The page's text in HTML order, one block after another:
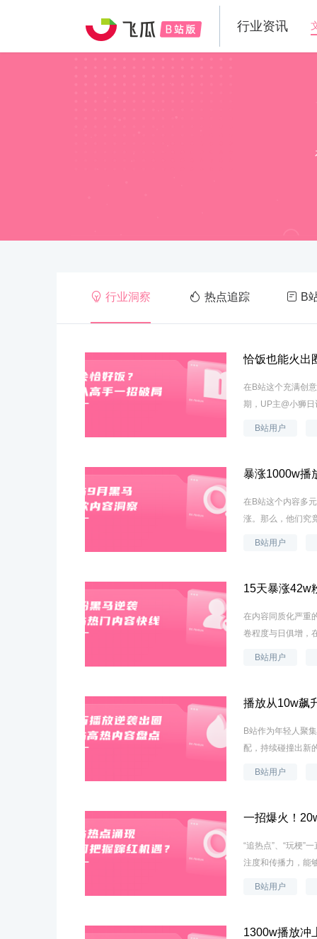
行业资讯
行业洞察 热点追踪 B
恰饭也能火出
在B站这个充满创
期，UP主@小狮
B站用户
暴涨1000w播
在B站这个内容多
涨。那么，他们究
B站用户
15天暴涨42w
在内容同质化严重
卷程度与日俱增，
B站用户
播放从10w飙
B站作为年轻人聚
配，持续碰撞出新
B站用户
一招爆火！
“追热点”、“玩梗”
注度和传播力，能
B站用户
1300w播放冲